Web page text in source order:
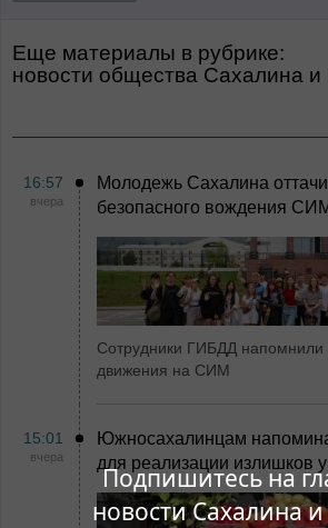
Подпишитесь на
новости Сахалина
Еще материалы в рубрике:
Новости общества Сахалина и
16:57
вчера
Молодежь Сахалина
безопасного вождения
Сотрудники ГИБДД напомнили
движения на СИМ
15:01
вчера
Южносахалинцам
для реализации излишков